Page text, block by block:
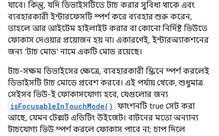
যাবে। কিন্তু, যদি ডিভাইসটিতে টাচ করার সুবিধা থাকে এবং
ব্যবহারকারী ইন্টারফেসটি স্পর্শ করে ব্যবহার শুরু করেন,
তাহলে আর আইটেম হাইলাইট করার বা কোনো নির্দিষ্ট ভিউতে
ফোকাস দেওয়ার প্রয়োজন হয় না। একারণেই, ইন্টারঅ্যাকশনের
জন্য 'টাচ মোড' নামে একটি মোড রয়েছে।
টাচ-সক্ষম ডিভাইসের ক্ষেত্রে, ব্যবহারকারী স্ক্রিনে স্পর্শ করলেই
ডিভাইসটি টাচ মোডে প্রবেশ করবে। এই পর্যায় থেকে, শুধুমাত্র
সেইসব ভিউ-ই ফোকাসযোগ্য হবে, যেগুলোর জন্য
isFocusableInTouchMode() ফাংশনটি true সেট করা
আছে, যেমন টেক্সট এডিটিং উইজেট। বাটনের মতো অন্যান্য
টাচযোগ্য ভিউ স্পর্শ করলে ফোকাস পাবে না; চাপ দিলে